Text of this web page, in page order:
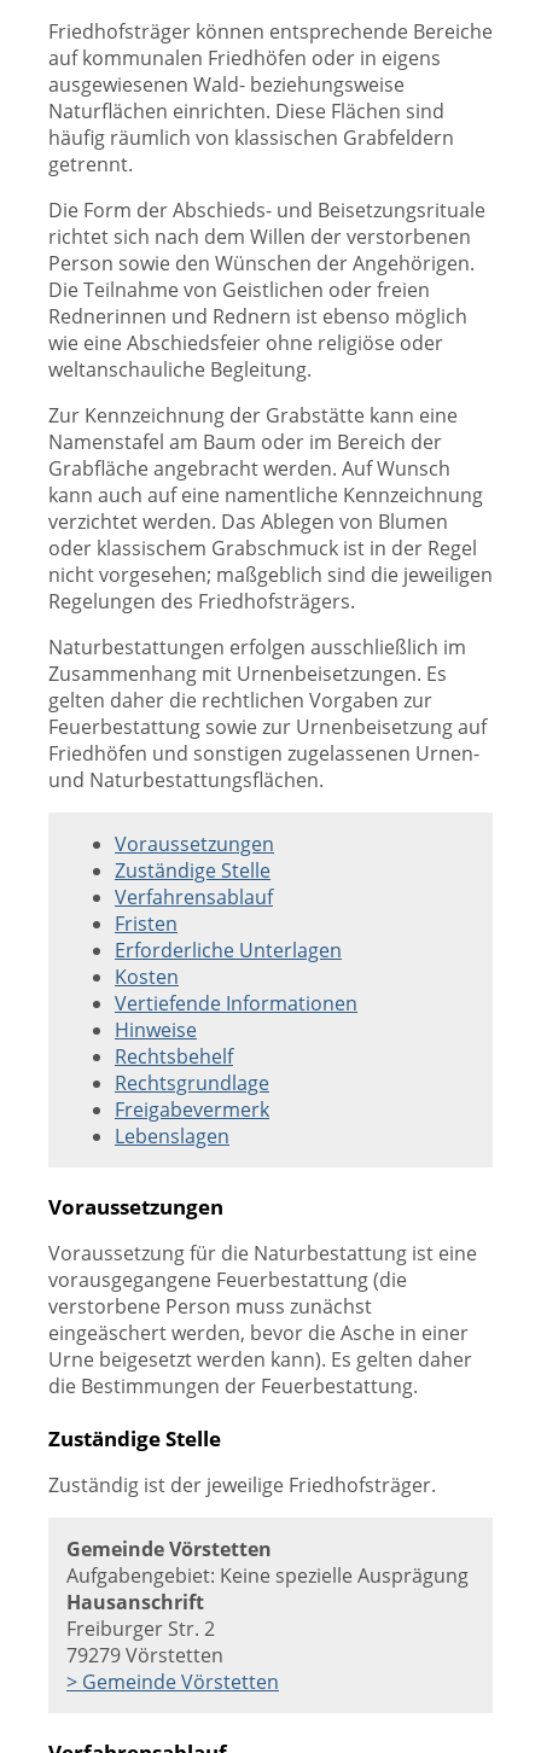
Friedhofsträger können entsprechende Bereiche
auf kommunalen Friedhöfen oder in eigens
ausgewiesenen Wald- beziehungsweise
Naturflächen einrichten. Diese Flächen sind
häufig räumlich von klassischen Grabfeldern
getrennt.
Die Form der Abschieds- und Beisetzungsrituale
richtet sich nach dem Willen der verstorbenen
Person sowie den Wünschen der Angehörigen.
Die Teilnahme von Geistlichen oder freien
Rednerinnen und Rednern ist ebenso möglich
wie eine Abschiedsfeier ohne religiöse oder
weltanschauliche Begleitung.
Zur Kennzeichnung der Grabstätte kann eine
Namenstafel am Baum oder im Bereich der
Grabfläche angebracht werden. Auf Wunsch
kann auch auf eine namentliche Kennzeichnung
verzichtet werden. Das Ablegen von Blumen
oder klassischem Grabschmuck ist in der Regel
nicht vorgesehen; maßgeblich sind die jeweiligen
Regelungen des Friedhofsträgers.
Naturbestattungen erfolgen ausschließlich im
Zusammenhang mit Urnenbeisetzungen. Es
gelten daher die rechtlichen Vorgaben zur
Feuerbestattung sowie zur Urnenbeisetzung auf
Friedhöfen und sonstigen zugelassenen Urnen-
und Naturbestattungsflächen.
Voraussetzungen
Zuständige Stelle
Verfahrensablauf
Fristen
Erforderliche Unterlagen
Kosten
Vertiefende Informationen
Hinweise
Rechtsbehelf
Rechtsgrundlage
Freigabevermerk
Lebenslagen
Voraussetzungen
Voraussetzung für die Naturbestattung ist eine
vorausgegangene Feuerbestattung (die
verstorbene Person muss zunächst
eingeäschert werden, bevor die Asche in einer
Urne beigesetzt werden kann). Es gelten daher
die Bestimmungen der Feuerbestattung.
Zuständige Stelle
Zuständig ist der jeweilige Friedhofsträger.
Gemeinde Vörstetten
Aufgabengebiet: Keine spezielle Ausprägung
Hausanschrift
Freiburger Str. 2
79279 Vörstetten
> Gemeinde Vörstetten